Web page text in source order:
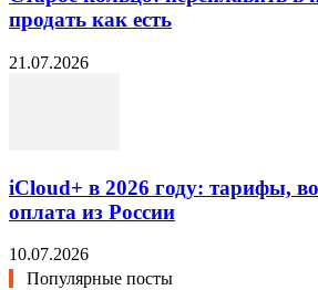
продать как есть
21.07.2026
iCloud+ в 2026 году: тарифы,
оплата из России
10.07.2026
Популярные посты